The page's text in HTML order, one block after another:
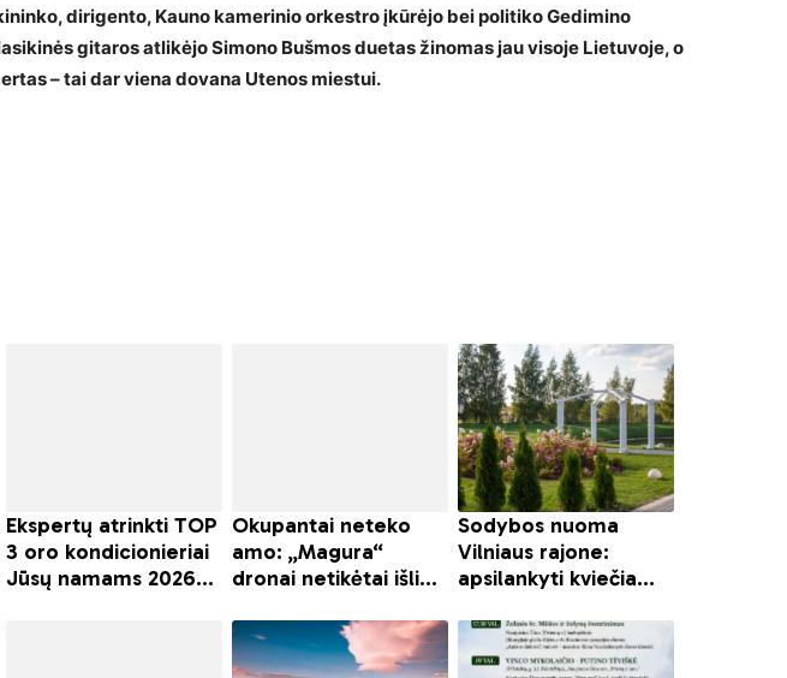
dirigento, Kauno kamerinio orkestro įkūrėjo bei politiko Gedimino
gitaros atlikėjo Simono Bušmos duetas žinomas jau visoje Lietuvoje, o
– tai dar viena dovana Utenos miestui.